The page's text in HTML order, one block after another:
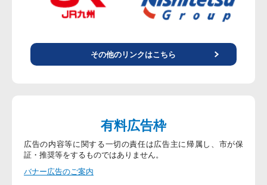
その他のリンクはこちら
有料広告枠
広告の内容等に関する一切の責任は広告主に帰属し、市が保
証・推奨等をするものではありません。
バナー広告のご案内